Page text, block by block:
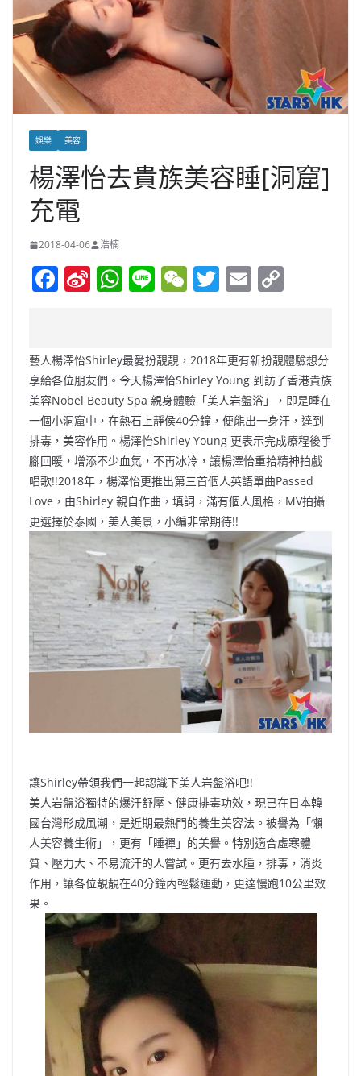
娛樂 美容
楊澤怡去貴族美容睡[洞窟]
充電
2018-04-06 浩楠
F
e
b
o
o
k
Si
W
ei
b
o
W
s
A
p
p
Li W
h
at
T
er
E
l y
Li
n
k
藝人楊澤怡Shirley最愛扮靚靚，2018年更有新扮靚體驗想分
享給各位朋友們。今天楊澤怡Shirley Young 到訪了香港貴族
美容Nobel Beauty Spa 親身體驗「美人岩盤浴」，即是睡在
一個小洞窟中，在熱石上靜侯40分鐘，便能出一身汗，達到
排毒，美容作用。楊澤怡Shirley Young 更表示完成療程後手
腳回暖，增添不少血氣，不再冰冷，讓楊澤怡重拾精神拍戲
唱歌!!2018年，楊澤怡更推出第三首個人英語單曲Passed
Love，由Shirley 親自作曲，填詞，滿有個人風格，MV拍攝
更選擇於泰國，美人美景，小編非常期待!!
讓Shirley帶領我們一起認識下美人岩盤浴吧!!
美人岩盤浴獨特的爆汗舒壓、健康排毒功效，現已在日本韓
國台灣形成風潮，是近期最熱門的養生美容法。被譽為「懶
人美容養生術」，更有「睡禪」的美譽。特別適合虛寒體
質、壓力大、不易流汗的人嘗試。更有去水腫，排毒，消炎
作用，讓各位靚靚在40分鐘內輕鬆運動，更達慢跑10公里效
果。